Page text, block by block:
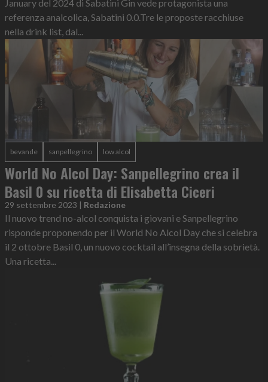
January del 2024 di Sabatini Gin vede protagonista una
referenza analcolica, Sabatini 0.0.Tre le proposte racchiuse
nella drink list, dal...
bevande sanpellegrino low alcol
World No Alcol Day: Sanpellegrino crea il
Basil 0 su ricetta di Elisabetta Ciceri
29 settembre 2023 Redazione
Il nuovo trend no-alcol conquista i giovani e Sanpellegrino
risponde proponendo per il World No Alcol Day che si celebra
il 2 ottobre Basil 0, un nuovo cocktail all’insegna della sobrietà.
Una ricetta...